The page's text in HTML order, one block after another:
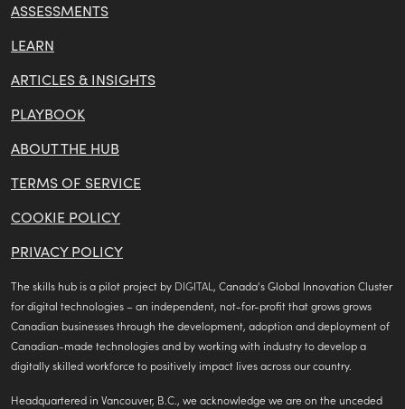
ASSESSMENTS
LEARN
ARTICLES & INSIGHTS
PLAYBOOK
ABOUT THE HUB
TERMS OF SERVICE
COOKIE POLICY
PRIVACY POLICY
The skills hub is a pilot project by DIGITAL (opens
in
a
new
tab)
, Canada's Global Innovation Cluster
for digital technologies – an independent, not-for-profit that grows grows
Canadian businesses through the development, adoption and deployment of
Canadian-made technologies and by working with industry to develop a
digitally skilled workforce to positively impact lives across our country.
Headquartered in Vancouver, B.C., we acknowledge we are on the unceded